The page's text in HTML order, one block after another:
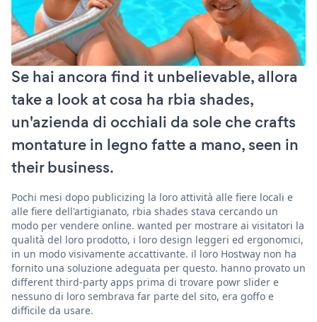
Se hai ancora find it unbelievable, allora
take a look at cosa ha rbia shades,
un'azienda di occhiali da sole che crafts
montature in legno fatte a mano, seen in
their business.
Pochi mesi dopo publicizing la loro attività alle fiere locali e
alle fiere dell'artigianato, rbia shades stava cercando un
modo per vendere online. wanted per mostrare ai visitatori la
qualità del loro prodotto, i loro design leggeri ed ergonomici,
in un modo visivamente accattivante. il loro Hostway non ha
fornito una soluzione adeguata per questo. hanno provato un
different third-party apps prima di trovare powr slider e
nessuno di loro sembrava far parte del sito, era goffo e
difficile da usare.